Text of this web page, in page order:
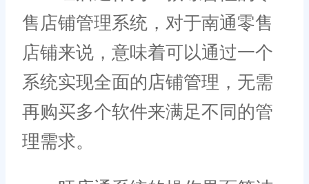
售店铺管理系统，对于南通零售
店铺来说，意味着可以通过一个
系统实现全面的店铺管理，无需
再购买多个软件来满足不同的管
理需求。